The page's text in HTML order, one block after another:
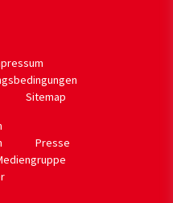
Sitemap
Presse